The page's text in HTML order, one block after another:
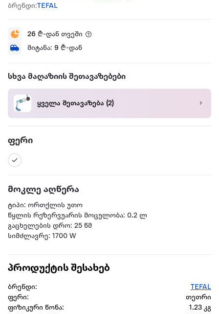
ბრენდი:TEFAL
26 ₾-დან თვეში
მიტანა: 9 ₾-დან
სხვა მაღაზიის შეთავაზებები
ყველა შეთავაზება (2)
ფერი
მოკლე აღწერა
ტიპი: ორთქლის უთო
წყლის რეზერვუარის მოცულობა: 0.2 ლ
გაცხელების დრო: 25 წმ
სიმძლავრე: 1700 W
პროდუქტის შესახებ
ბრენდი:
TEFAL
ფერი:
თეთრი
ფიზიკური წონა:
1.23 კგ